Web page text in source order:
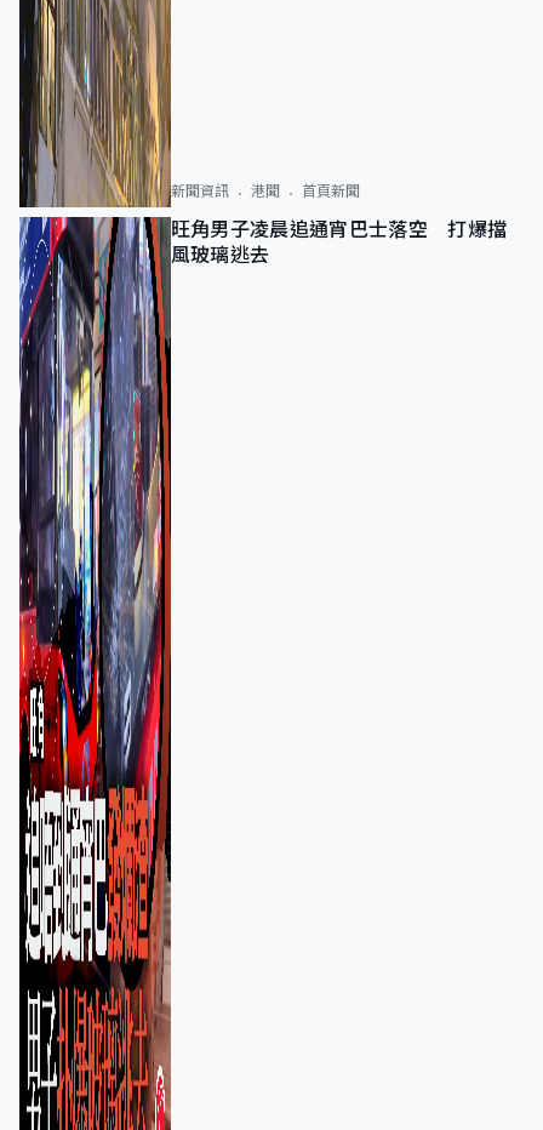
新聞資訊 港聞 首頁新聞
旺角男子凌晨追通宵巴士落空 打爆擋
風玻璃逃去